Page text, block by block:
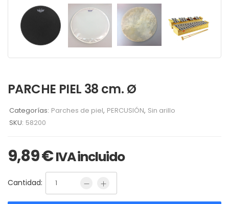
PARCHE PIEL 38 cm. Ø
Categorías: Parches de piel, PERCUSIÓN, Sin arillo
SKU: 58200
9,89€ IVA incluido
Cantidad: